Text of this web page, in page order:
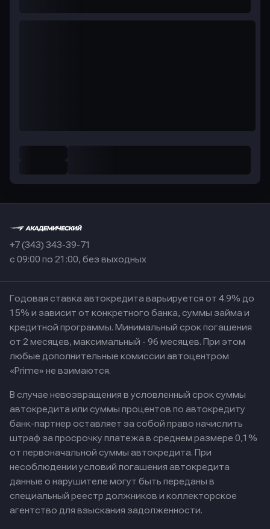
+7 (343) 343-39-71
с 09:00 по 21:00, без выходных
Годовая ставка автокредита варьируется от 4.9% до
15% и зависит от конкретного банка, суммы займа и
кредитной программы. Минимальный срок погашения
от 2 месяцев, максимальный - 96 месяцев. При этом
любые дополнительные комиссии автоцентром
«Prime» не взимаются.
В случае невозвращения в условленный срок суммы
автокредита или суммы процентов по автокредиту
банк-партнер оставляет за собой право начислить
штраф за просрочку платежа в среднем размере 0,1%
от первоначальной суммы автокредита. При
несоблюдении условий погашения автокредита
данные о нарушителе могут быть переданы в
специальный реестр должников и коллекторское
агентство для взыскания задолженности.